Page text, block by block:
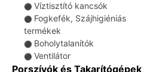
⚫ Víztisztító kancsók
⚫ Fogkefék, Szájhigiéniás
termékek
⚫ Boholytalanítók
⚫ Ventilátor
Porszívók és Takarítógépek